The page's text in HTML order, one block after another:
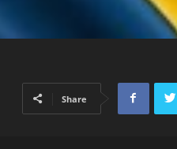
Share